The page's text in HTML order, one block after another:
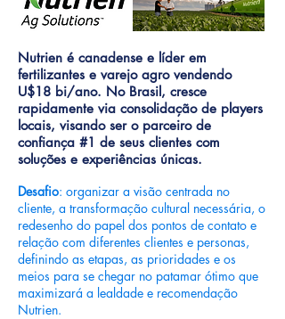
Nutrien é canadense e líder em
fertilizantes e varejo agro vendendo
U$18 bi/ano. No Brasil, cresce
rapidamente via consolidação de players
locais, visando ser o parceiro de
confiança #1 de seus clientes com
soluções e experiências únicas.
Desafio: organizar a visão centrada no
cliente, a transformação cultural necessária, o
redesenho do papel dos pontos de contato e
relação com diferentes clientes e personas,
definindo as etapas, as prioridades e os
meios para se chegar no patamar ótimo que
maximizará a lealdade e recomendação
Nutrien.